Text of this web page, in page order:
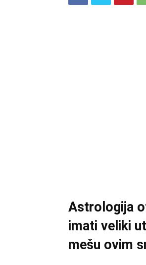
Astrologija
imati veliki
mešu ovim